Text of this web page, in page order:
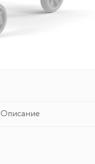
Описание